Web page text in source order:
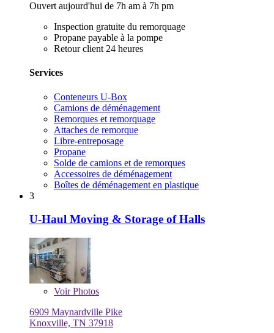
Ouvert aujourd'hui de 7h am à 7h pm
Inspection gratuite du remorquage
Propane payable à la pompe
Retour client 24 heures
Services
Conteneurs U-Box
Camions de déménagement
Remorques et remorquage
Attaches de remorque
Libre-entreposage
Propane
Solde de camions et de remorques
Accessoires de déménagement
Boîtes de déménagement en plastique
3
U-Haul Moving & Storage of Halls
VoirPhotos
6909 Maynardville Pike
Knoxville, TN 37918